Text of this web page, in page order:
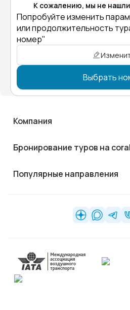
К сожалению, мы не
Попробуйте изменить
или продолжительность
номер"
Выбрать
Компания
Бронирование туров на
Популярные направления